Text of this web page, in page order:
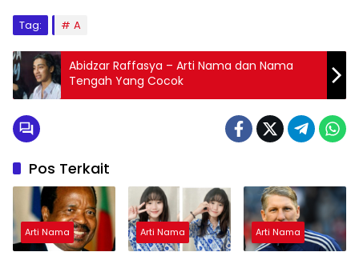
Tag: A
Abidzar Raffasya – Arti Nama dan Nama
Tengah Yang Cocok
Pos Terkait
Arti Nama Arti Nama Arti Nama